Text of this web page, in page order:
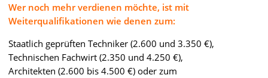
Wer noch mehr verdienen möchte, ist mit
Weiterqualifikationen wie denen zum:
Staatlich geprüften Techniker (2.600 und 3.350 €),
Technischen Fachwirt (2.350 und 4.250 €),
Architekten (2.600 bis 4.500 €) oder zum